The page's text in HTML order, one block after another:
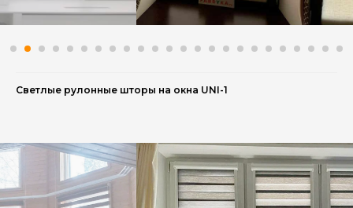
Светлые рулонные шторы на окна UNI-1